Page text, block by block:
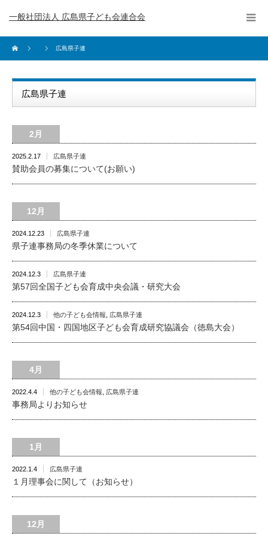
一般社団法人 広島県子ども会連合会
広島県子連
広島県子連
2月
2025.2.17 広島県子連
賛助会員の募集について(お願い)
12月
2024.12.23 広島県子連
県子連事務局の冬季休業について
2024.12.3 広島県子連
第57回全国子ども会育成中央会議・研究大会
2024.12.3 他の子ども会情報 広島県子連
第54回中国・四国地区子ども会育成研究協議会（徳島大会）
4月
2022.4.4 他の子ども会情報 広島県子連
事務局よりお知らせ
1月
2022.1.4 広島県子連
１月理事会に関して（お知らせ）
12月